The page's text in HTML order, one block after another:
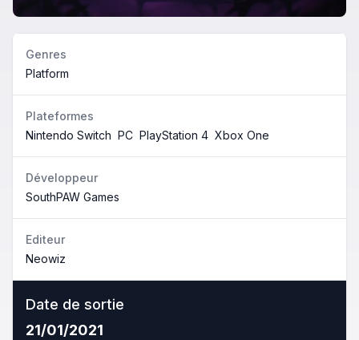
Genres
Platform
Plateformes
Nintendo Switch PC PlayStation 4 Xbox One
Développeur
SouthPAW Games
Editeur
Neowiz
Date de sortie
21/01/2021